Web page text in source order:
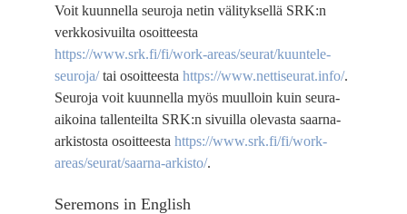
Voit kuunnella seuroja netin välityksellä SRK:n
verkkosivuilta osoitteesta
https://www.srk.fi/fi/work-areas/seurat/kuuntele-
seuroja/tai osoitteesta https://www.nettiseurat.info/.
Seuroja voit kuunnella myös muulloin kuin seura-
aikoina tallenteilta SRK:n sivuilla olevasta saarna-
arkistosta osoitteesta https://www.srk.fi/fi/work-
areas/seurat/saarna-arkisto/.
Seremons in English